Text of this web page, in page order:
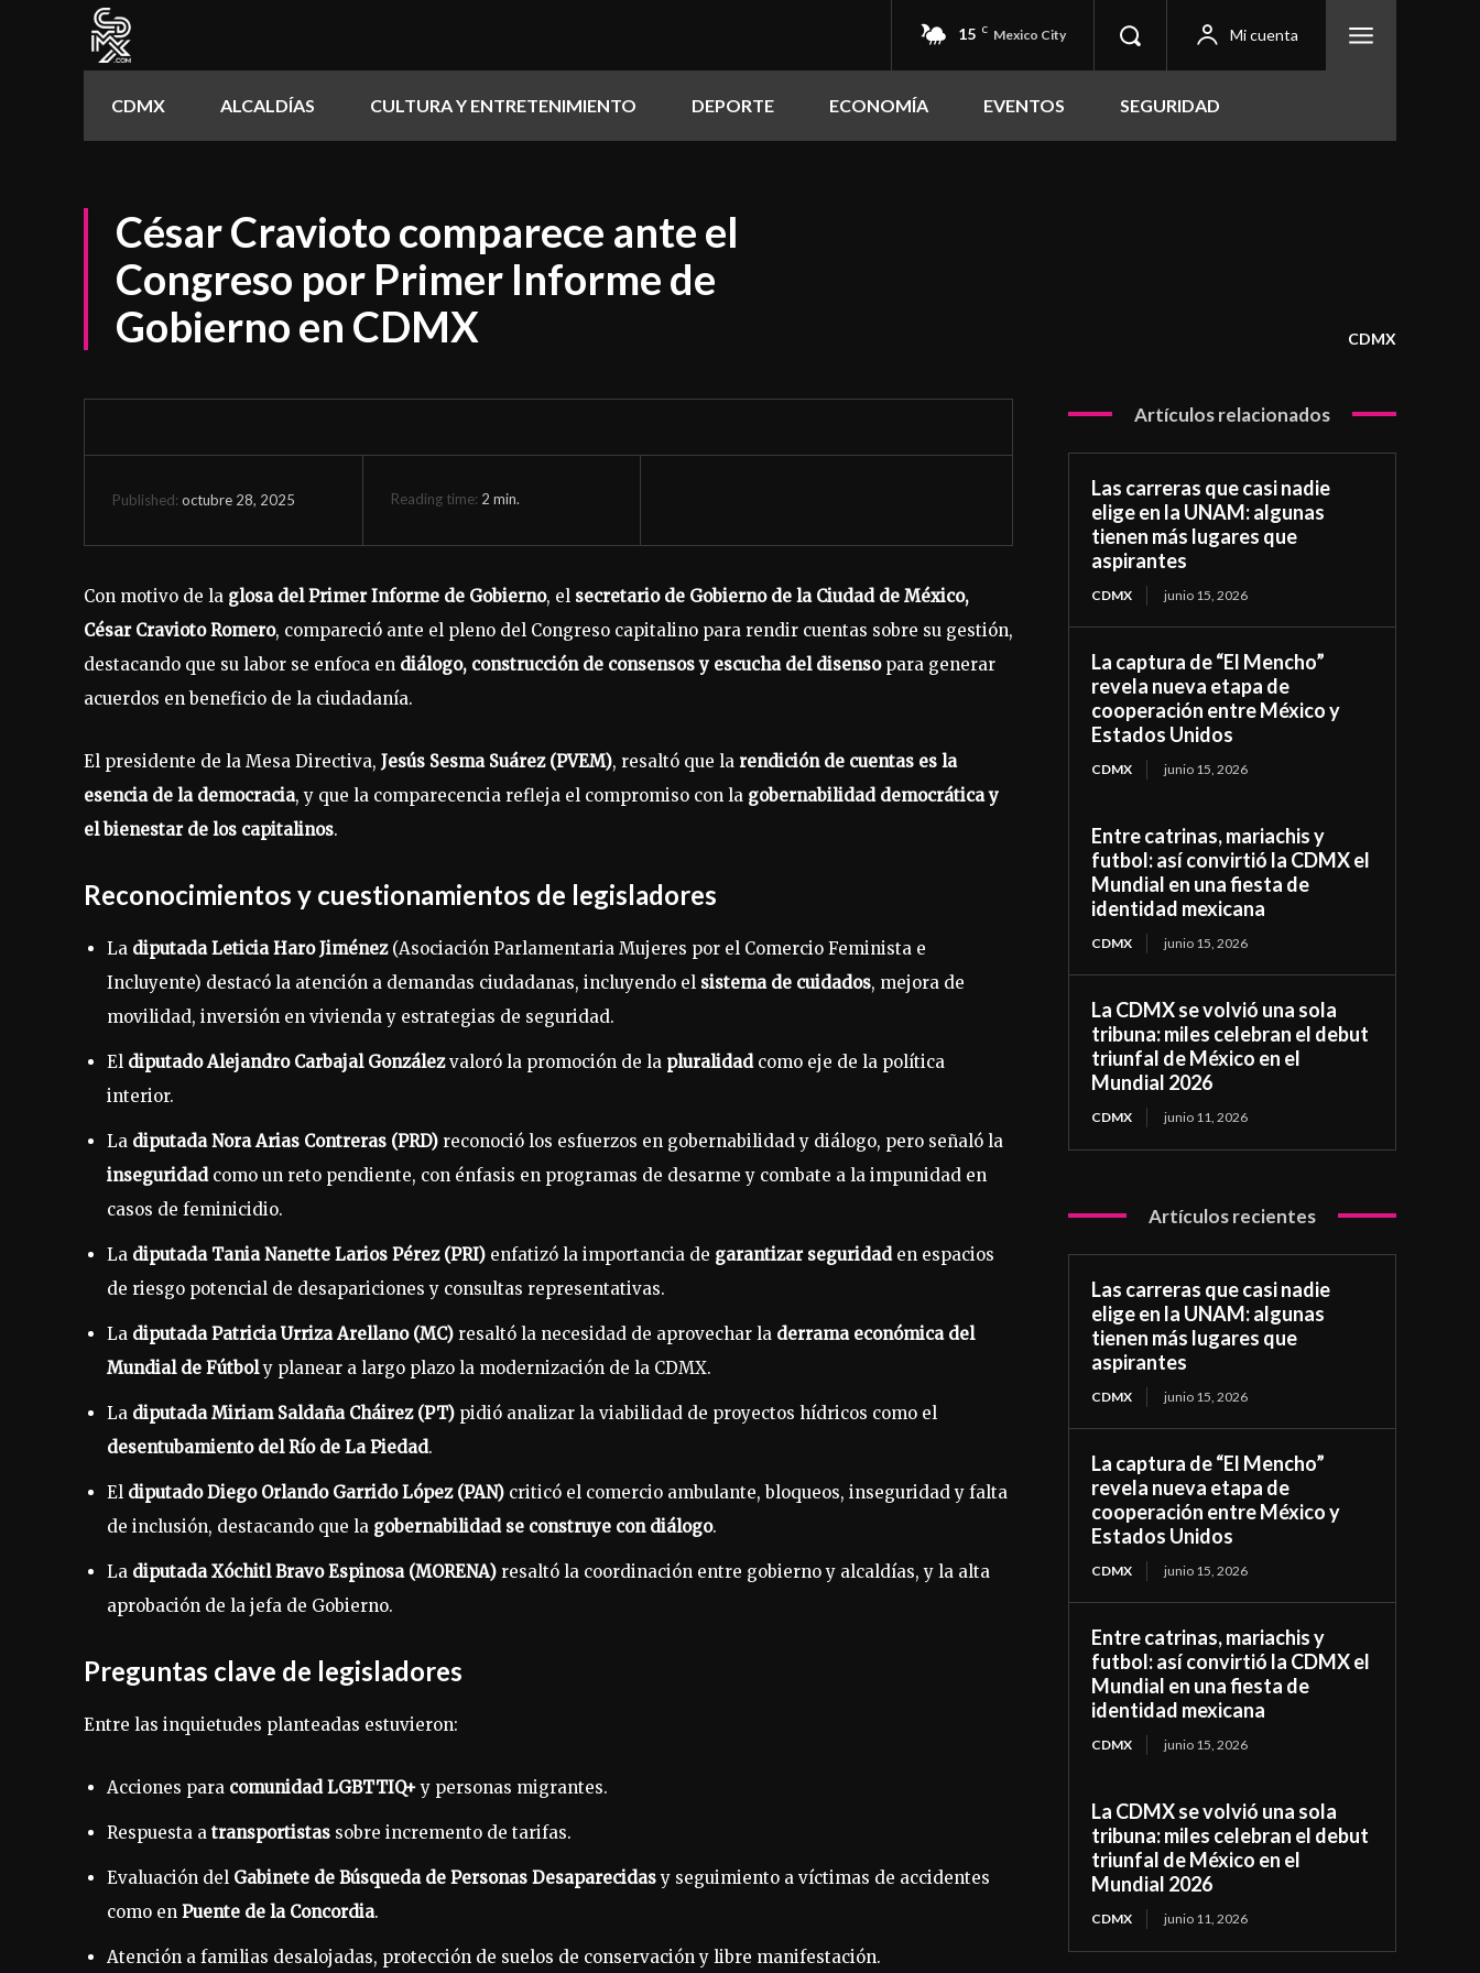
15 C Mexico City Mi cuenta
CDMX ALCALDÍAS CULTURA Y ENTRETENIMIENTO DEPORTE ECONOMÍA EVENTOS SEGURIDAD
César Cravioto comparece ante el
Congreso por Primer Informe de
Gobierno en CDMX
CDMX
Published: octubre 28, 2025 Reading time: 2 min.
Con motivo de la glosa del Primer Informe de Gobierno, el secretario de Gobierno de la Ciudad de México,
César Cravioto Romero, compareció ante el pleno del Congreso capitalino para rendir cuentas sobre su gestión,
destacando que su labor se enfoca en diálogo, construcción de consensos y escucha del disensopara generar
acuerdos en beneficio de la ciudadanía.
El presidente de la Mesa Directiva, Jesús Sesma Suárez (PVEM), resaltó que la rendición de cuentas es la
esencia de la democracia, y que la comparecencia refleja el compromiso con la gobernabilidad democrática y
el bienestar de los capitalinos.
Reconocimientos y cuestionamientos de legisladores
La diputada Leticia Haro Jiménez(Asociación Parlamentaria Mujeres por el Comercio Feminista e
Incluyente) destacó la atención a demandas ciudadanas, incluyendo el sistema de cuidados, mejora de
movilidad, inversión en vivienda y estrategias de seguridad.
El diputado Alejandro Carbajal Gonzálezvaloró la promoción de la pluralidadcomo eje de la política
interior.
La diputada Nora Arias Contreras (PRD) reconoció los esfuerzos en gobernabilidad y diálogo, pero señaló la
inseguridadcomo un reto pendiente, con énfasis en programas de desarme y combate a la impunidad en
casos de feminicidio.
La diputada Tania Nanette Larios Pérez (PRI) enfatizó la importancia de garantizar seguridaden espacios
de riesgo potencial de desapariciones y consultas representativas.
La diputada Patricia Urriza Arellano (MC) resaltó la necesidad de aprovechar la derrama económica del
Mundial de Fútboly planear a largo plazo la modernización de la CDMX.
La diputada Miriam Saldaña Cháirez (PT) pidió analizar la viabilidad de proyectos hídricos como el
desentubamiento del Río de La Piedad.
El diputado Diego Orlando Garrido López (PAN) criticó el comercio ambulante, bloqueos, inseguridad y falta
de inclusión, destacando que la gobernabilidad se construye con diálogo.
La diputada Xóchitl Bravo Espinosa (MORENA) resaltó la coordinación entre gobierno y alcaldías, y la alta
aprobación de la jefa de Gobierno.
Preguntas clave de legisladores
Entre las inquietudes planteadas estuvieron:
Acciones para comunidad LGBTTIQ+y personas migrantes.
Respuesta a transportistas sobre incremento de tarifas.
Evaluación del Gabinete de Búsqueda de Personas Desaparecidasy seguimiento a víctimas de accidentes
como en Puente de la Concordia.
Atención a familias desalojadas, protección de suelos de conservación y libre manifestación.
Artículos relacionados
Las carreras que casi nadie
elige en la UNAM: algunas
tienen más lugares que
aspirantes
CDMX junio 15, 2026
La captura de “El Mencho”
revela nueva etapa de
cooperación entre México y
Estados Unidos
CDMX junio 15, 2026
Entre catrinas, mariachis y
futbol: así convirtió la CDMX el
Mundial en una fiesta de
identidad mexicana
CDMX junio 15, 2026
La CDMX se volvió una sola
tribuna: miles celebran el debut
triunfal de México en el
Mundial 2026
CDMX junio 11, 2026
Artículos recientes
Las carreras que casi nadie
elige en la UNAM: algunas
tienen más lugares que
aspirantes
CDMX junio 15, 2026
La captura de “El Mencho”
revela nueva etapa de
cooperación entre México y
Estados Unidos
CDMX junio 15, 2026
Entre catrinas, mariachis y
futbol: así convirtió la CDMX el
Mundial en una fiesta de
identidad mexicana
CDMX junio 15, 2026
La CDMX se volvió una sola
tribuna: miles celebran el debut
triunfal de México en el
Mundial 2026
CDMX junio 11, 2026